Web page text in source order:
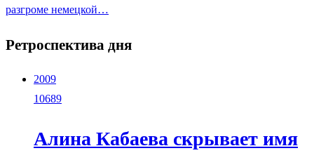
разгроме немецкой…
Ретроспектива дня
2009
10689
Алина Кабаева скрывает имя